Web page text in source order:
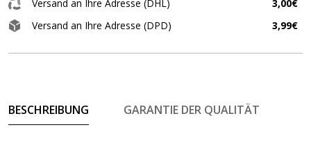
Versand an Ihre Adresse (DHL)
3,00€
Versand an Ihre Adresse (DPD)
3,99€
BESCHREIBUNG GARANTIE DER QUALITÄT